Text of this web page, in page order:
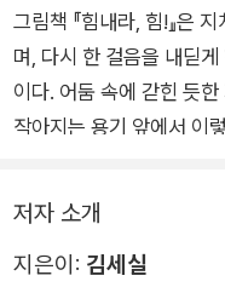
그림책 『힘내라, 힘!』은
며, 다시 한 걸음을 내딛
이다. 어둠 속에 갇힌 듯
작아지는 용기 앞에서 이
그림책 테라피스트 김세
의 마음 깊은 곳에 닿아
저자 소개
지은이: 김세실